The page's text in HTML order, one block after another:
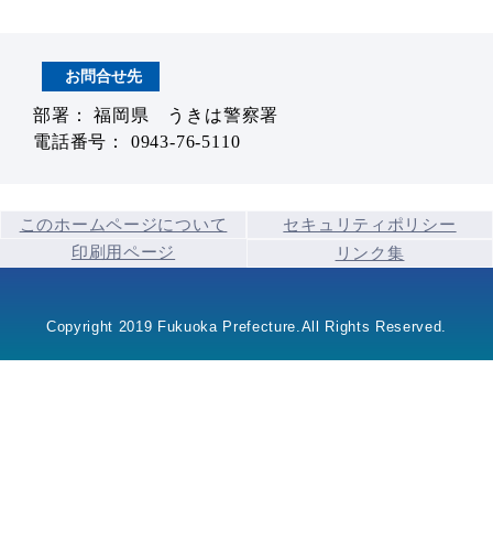
お問合せ先
部署： 福岡県 うきは警察署
電話番号： 0943-76-5110
このホームページについて
セキュリティポリシー
印刷用ページ
リンク集
Copyright 2019 Fukuoka Prefecture.All Rights Reserved.